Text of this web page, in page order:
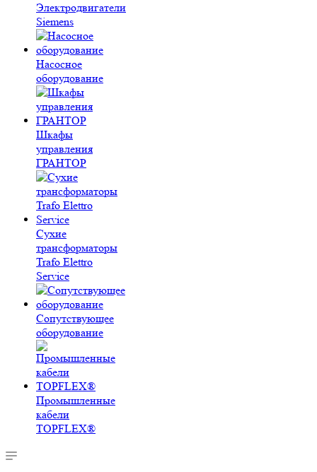
Электродвигатели
Siemens
Насосное
оборудование
Шкафы
управления
ГРАНТОР
Сухие
трансформаторы
Trafo Elettro
Service
Сопутствующее
оборудование
Промышленные
кабели
TOPFLEX®